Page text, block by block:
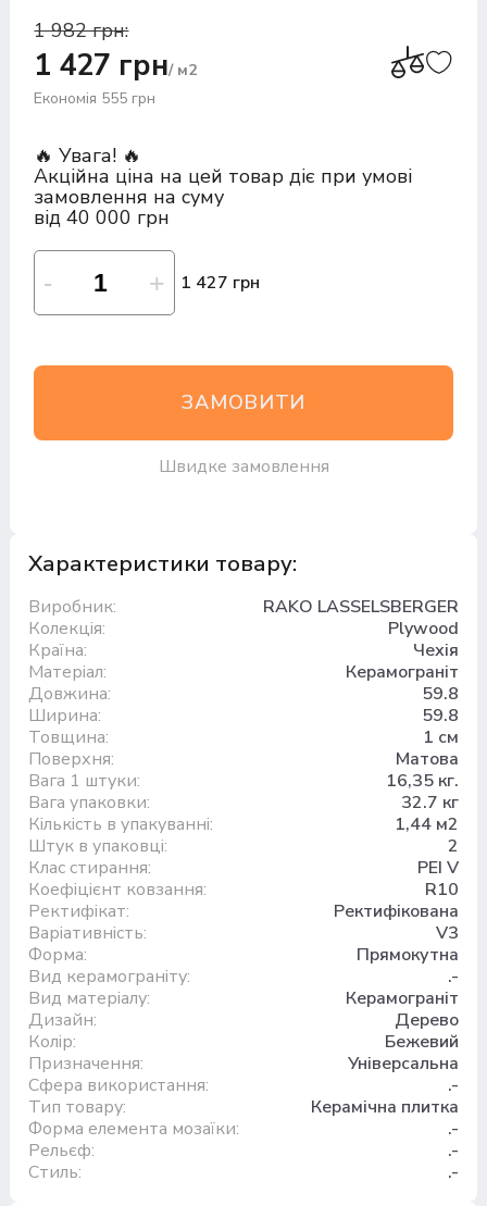
1 982 грн:
1 427 грн/ м2
Економія 555 грн
🔥 Увага! 🔥
Акційна ціна на цей товар діє при умові
замовлення на суму
від 40 000 грн
1 427 грн
ЗАМОВИТИ
Швидке замовлення
Характеристики товару:
Виробник:
RAKO LASSELSBERGER
Колекція:
Plywood
Країна:
Чехія
Матеріал:
Керамограніт
Довжина:
59.8
Ширина:
59.8
Товщина:
1 см
Поверхня:
Матова
Вага 1 штуки:
16,35 кг.
Вага упаковки:
32.7 кг
Кількість в упакуванні:
1,44 м2
Штук в упаковці:
2
Клас стирання:
PEI V
Коефіцієнт ковзання:
R10
Ректифікат:
Ректифікована
Варіативність:
V3
Форма:
Прямокутна
Вид керамограніту:
.-
Вид матеріалу:
Керамограніт
Дизайн:
Дерево
Колір:
Бежевий
Призначення:
Універсальна
Сфера використання:
.-
Тип товару:
Керамічна плитка
Форма елемента мозаїки:
.-
Рельєф:
.-
Стиль:
.-